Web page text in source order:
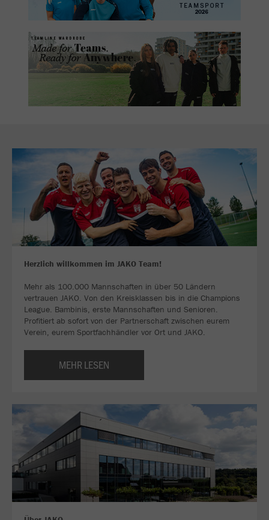
Herzlich willkommen im JAKO Team!
Mehr als 100.000 Mannschaften in über 50 Ländern
vertrauen JAKO. Von den Kreisklassen bis in die Champions
League. Bambinis, erste Mannschaften und Senioren.
Profitiert ab sofort von der Partnerschaft zwischen eurem
Verein, eurem Sportfachhändler vor Ort und JAKO.
MEHR LESEN